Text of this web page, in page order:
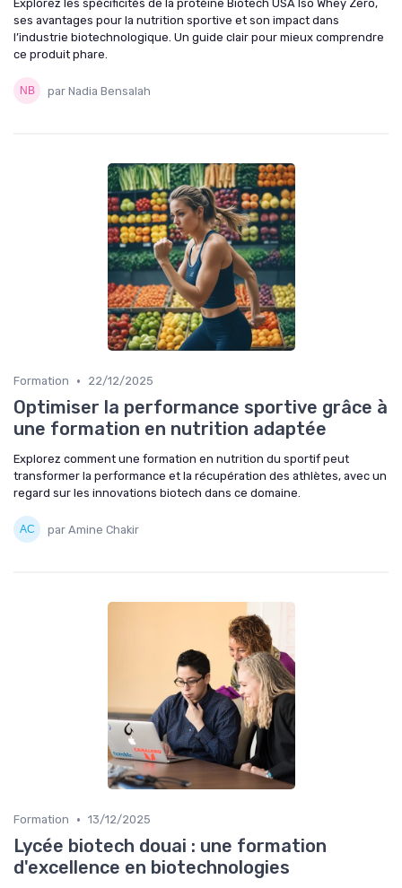
Explorez les spécificités de la protéine Biotech USA Iso Whey Zero,
ses avantages pour la nutrition sportive et son impact dans
l’industrie biotechnologique. Un guide clair pour mieux comprendre
ce produit phare.
par Nadia Bensalah
Formation • 22/12/2025
Optimiser la performance sportive grâce à
une formation en nutrition adaptée
Explorez comment une formation en nutrition du sportif peut
transformer la performance et la récupération des athlètes, avec un
regard sur les innovations biotech dans ce domaine.
par Amine Chakir
Formation • 13/12/2025
Lycée biotech douai : une formation
d'excellence en biotechnologies